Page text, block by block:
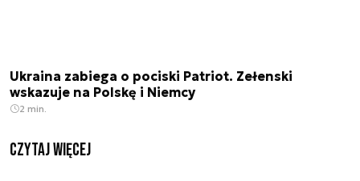
Ukraina zabiega o pociski Patriot. Zełenski
wskazuje na Polskę i Niemcy
2 min.
czytaj więcej